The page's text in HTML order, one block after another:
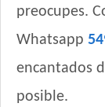
preocupes.
Whatsapp
encantados
posible.